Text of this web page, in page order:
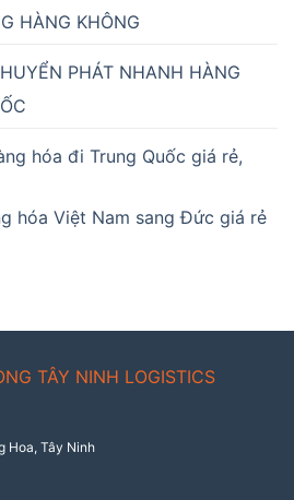
HÀNG KHÔNG
PHÁT NHANH HÀNG
hóa đi Trung Quốc giá rẻ,
hóa Việt Nam sang Đức giá rẻ
TÂY NINH LOGISTICS
Hoa, Tây Ninh